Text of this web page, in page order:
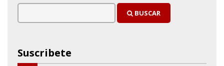
BUSCAR
Suscribete